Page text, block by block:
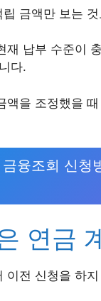
금액만 보는
재 납부 수준이
다.
액을 조정했을
융조회 신
연금
이전 신청을 하